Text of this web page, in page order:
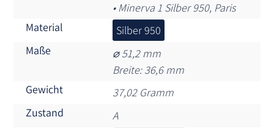
• Minerva 1 Silber 950, Paris
Material
Silber 950
Maße
⌀ 51,2 mm
Breite: 36,6 mm
Gewicht
37,02 Gramm
Zustand
A